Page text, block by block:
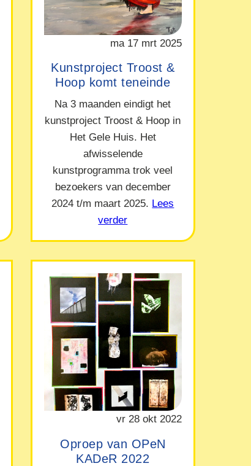
ma 17 mrt 2025
Kunstproject Troost &
Hoop komt teneinde
Na 3 maanden eindigt het
kunstproject Troost & Hoop in
Het Gele Huis. Het
afwisselende
kunstprogramma trok veel
bezoekers van december
2024 t/m maart 2025. Lees
verder
vr 28 okt 2022
Oproep van OPeN
KADeR 2022